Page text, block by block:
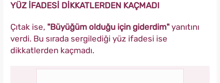
YÜZ İFADESİ DİKKATLERDEN KAÇMADI
Çıtak ise, "Büyüğüm olduğu için giderdim" yanıtını
verdi. Bu sırada sergilediği yüz ifadesi ise
dikkatlerden kaçmadı.